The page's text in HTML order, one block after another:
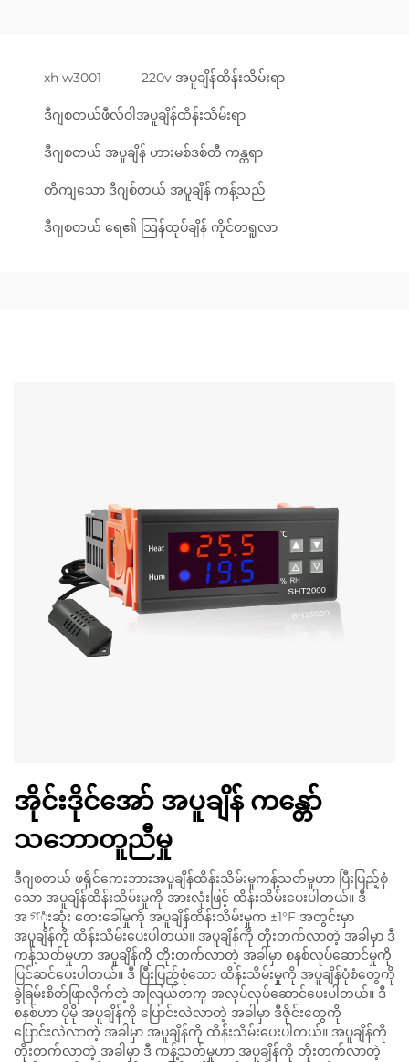
xh w3001 220v အပူချိန်ထိန်းသိမ်းရာ
ဒီဂျစတယ်ဖီလ်ဝါအပူချိန်ထိန်းသိမ်းရာ
ဒီဂျစတယ် အပူချိန် ဟားမစ်ဒစ်တီ ကန္တရာ
တိကျသော ဒီဂျစ်တယ် အပူချိန် ကန့်သည်
ဒီဂျစတယ် ရေ၏ သြန်ထုပ်ချိန် ကိုင်တရူလာ
အိုင်းဒိုင်အော် အပူချိန် ကန္တော်
သဘောတူညီမှု
ဒီဂျစတယ် ဖရိုင်ကေးဘားအပူချိန်ထိန်းသိမ်းမှုကန့်သတ်မှုဟာ ပြီးပြည့်စုံ
သော အပူချိန်ထိန်းသိမ်းမှုကို အားလုံးဖြင့် ထိန်းသိမ်းပေးပါတယ်။ ဒီ
အগုံးဆုံး တေးခေါ်မှုကို အပူချိန်ထိန်းသိမ်းမှုက ±1°F အတွင်းမှာ
အပူချိန်ကို ထိန်းသိမ်းပေးပါတယ်။ အပူချိန်ကို တိုးတက်လာတဲ့ အခါမှာ ဒီ
ကန့်သတ်မှုဟာ အပူချိန်ကို တိုးတက်လာတဲ့ အခါမှာ စနစ်လုပ်ဆောင်မှုကို
ပြင်ဆင်ပေးပါတယ်။ ဒီ ပြီးပြည့်စုံသော ထိန်းသိမ်းမှုကို အပူချိန်ပုံစံတွေကို
ခွဲခြမ်းစိတ်ဖြာလိုက်တဲ့ အလြယ်တကူ အလုပ်လုပ်ဆောင်ပေးပါတယ်။ ဒီ
စနစ်ဟာ ပိုမို အပူချိန်ကို ပြောင်းလဲလာတဲ့ အခါမှာ ဒီဇိုင်းတွေကို
ပြောင်းလဲလာတဲ့ အခါမှာ အပူချိန်ကို ထိန်းသိမ်းပေးပါတယ်။ အပူချိန်ကို
တိုးတက်လာတဲ့ အခါမှာ ဒီ ကန့်သတ်မှုဟာ အပူချိန်ကို တိုးတက်လာတဲ့